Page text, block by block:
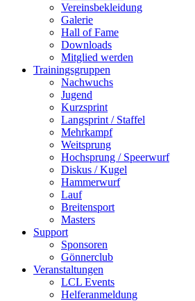
Vereinsbekleidung
Galerie
Hall of Fame
Downloads
Mitglied werden
Trainingsgruppen
Nachwuchs
Jugend
Kurzsprint
Langsprint / Staffel
Mehrkampf
Weitsprung
Hochsprung / Speerwurf
Diskus / Kugel
Hammerwurf
Lauf
Breitensport
Masters
Support
Sponsoren
Gönnerclub
Veranstaltungen
LCL Events
Helferanmeldung